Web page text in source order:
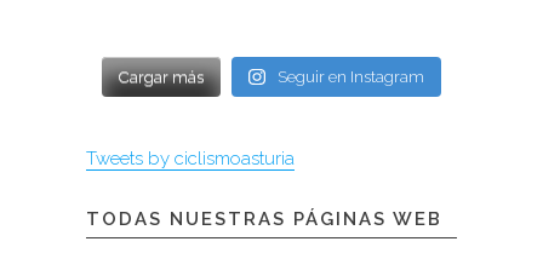
Cargar más Seguir en Instagram
Tweets by ciclismoasturia
TODAS NUESTRAS PÁGINAS WEB